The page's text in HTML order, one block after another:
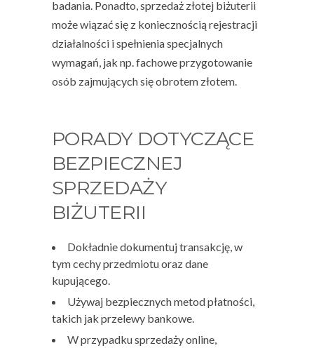
badania. Ponadto, sprzedaż złotej biżuterii
może wiązać się z koniecznością rejestracji
działalności i spełnienia specjalnych
wymagań, jak np. fachowe przygotowanie
osób zajmujących się obrotem złotem.
PORADY DOTYCZĄCE
BEZPIECZNEJ
SPRZEDAŻY
BIŻUTERII
Dokładnie dokumentuj transakcję, w
tym cechy przedmiotu oraz dane
kupującego.
Używaj bezpiecznych metod płatności,
takich jak przelewy bankowe.
W przypadku sprzedaży online,